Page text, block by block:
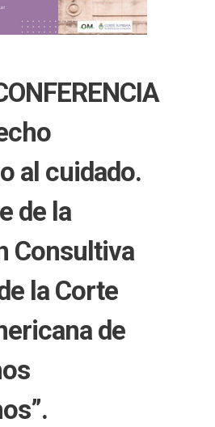
al cuidado.
de la
Consultiva
la Corte
de